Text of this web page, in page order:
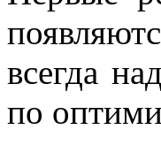
всегда
по